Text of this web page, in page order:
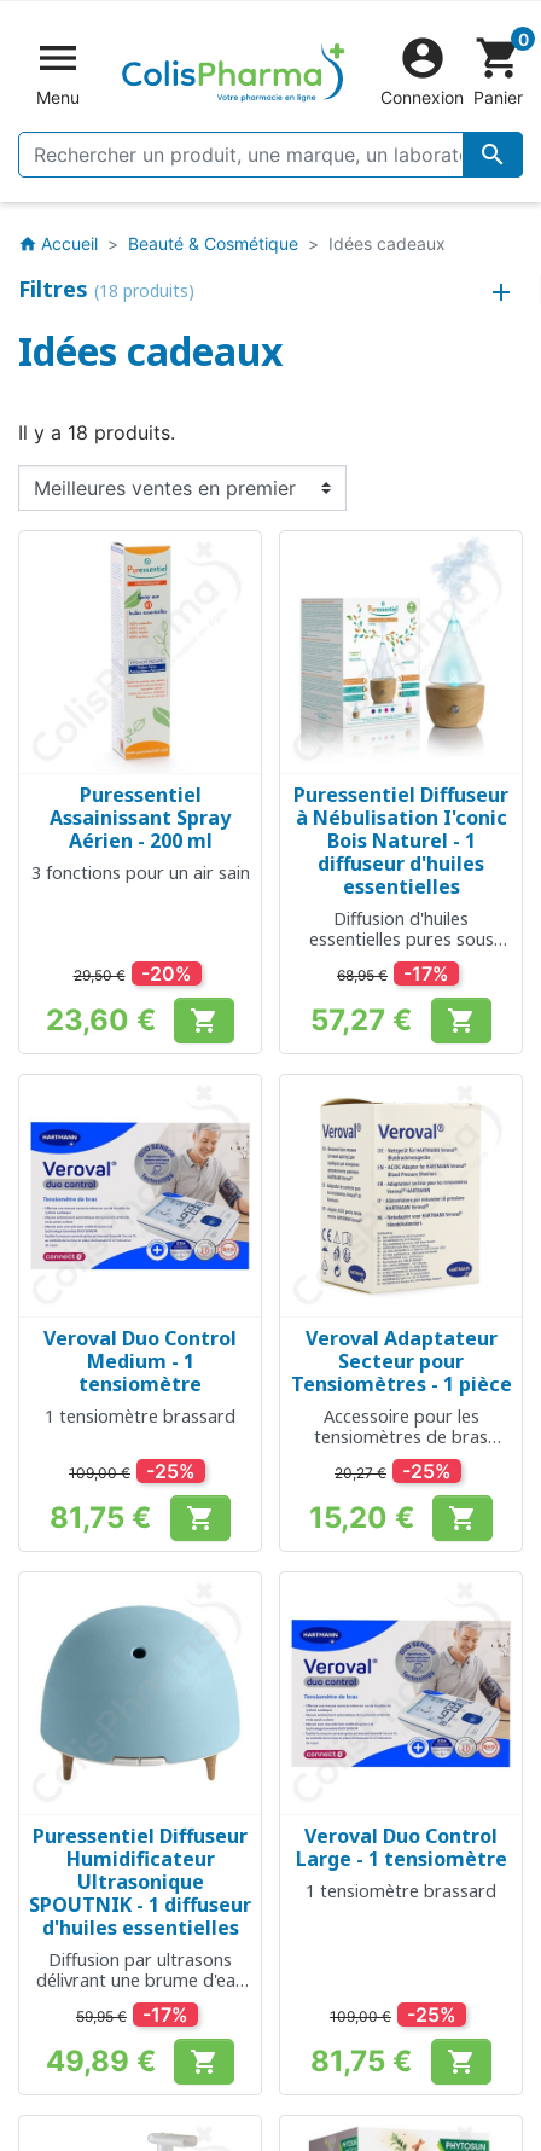

Menu


Connexion
shopping_cart0
Panier
home Accueil Beauté & Cosmétique Idées cadeaux
Filtres (18 produits)
Idées cadeaux
Il y a 18 produits.
Puressentiel
Assainissant Spray
Aérien - 200 ml
3 fonctions pour un air sain
29,50 € -20%
Prix
23,60 € 
Puressentiel Diffuseur
à Nébulisation I'conic
Bois Naturel - 1
diffuseur d'huiles
essentielles
Diffusion d'huiles
essentielles pures sous
forme de très fines
particules
68,95 € -17%
Prix
57,27 € 
Veroval Duo Control
Medium - 1
tensiomètre
1 tensiomètre brassard
109,00 € -25%
Prix
81,75 € 
Veroval Adaptateur
Secteur pour
Tensiomètres - 1 pièce
Accessoire pour les
tensiomètres de bras
Veroval
20,27 € -25%
Prix
15,20 € 
Puressentiel Diffuseur
Humidificateur
Ultrasonique
SPOUTNIK - 1 diffuseur
d'huiles essentielles
Diffusion par ultrasons
délivrant une brume d'eau
légère
59,95 € -17%
Prix
49,89 € 
Veroval Duo Control
Large - 1 tensiomètre
1 tensiomètre brassard
109,00 € -25%
Prix
81,75 € 